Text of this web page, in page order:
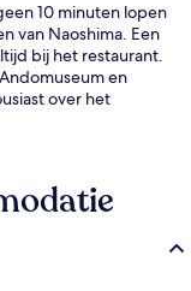
10 minuten lopen
van Naoshima. Een
bij het restaurant.
en
over het